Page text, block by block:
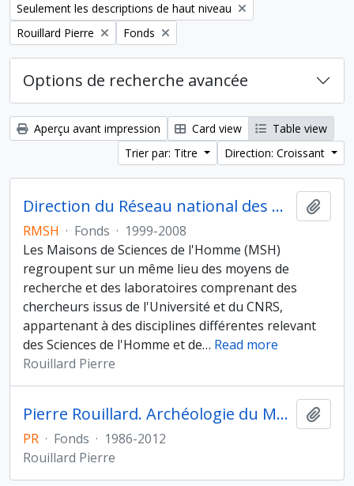
Remove filter:
Seulement les descriptions de haut niveau
Remove filter:
Rouillard Pierre Remove filter:
Fonds
Options de recherche avancée
Aperçu avant impression Card view
Table view
Trier par: Titre
Direction: Croissant
Direction du Réseau national des Maisons des sciences de l'Homme
RMSH · Fonds · 1999-2008
Les Maisons de Sciences de l'Homme (MSH)
regroupent sur un même lieu des moyens de
recherche et des laboratoires comprenant des
chercheurs issus de l'Université et du CNRS,
appartenant à des disciplines différentes relevant
des Sciences de l'Homme et de… Read more
Rouillard Pierre
Pierre Rouillard. Archéologie du Monde grec archaïque et classique
PR · Fonds · 1986-2012
Rouillard Pierre